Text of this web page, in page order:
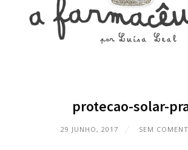
protecao-solar-
29 JUNHO, 2017 SEM